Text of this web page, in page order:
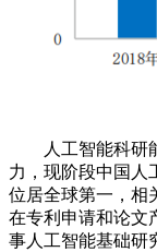
人工智能科研能
力，现阶段中国人
位居全球第一，相
在专利申请和论文
事人工智能基础研